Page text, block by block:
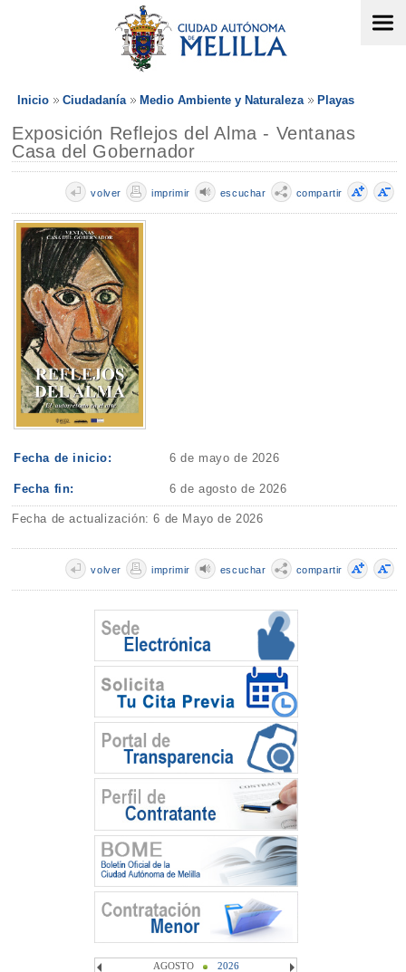
Inicio Ciudadanía Medio Ambiente y Naturaleza Playas
Exposición Reflejos del Alma - Ventanas
Casa del Gobernador
compartir
escuchar
imprimir
volver
Fecha de inicio: 6 de mayo de 2026
Fecha fin: 6 de agosto de 2026
Fecha de actualización: 6 de Mayo de 2026
compartir
escuchar
imprimir
volver
AGOSTO 2026